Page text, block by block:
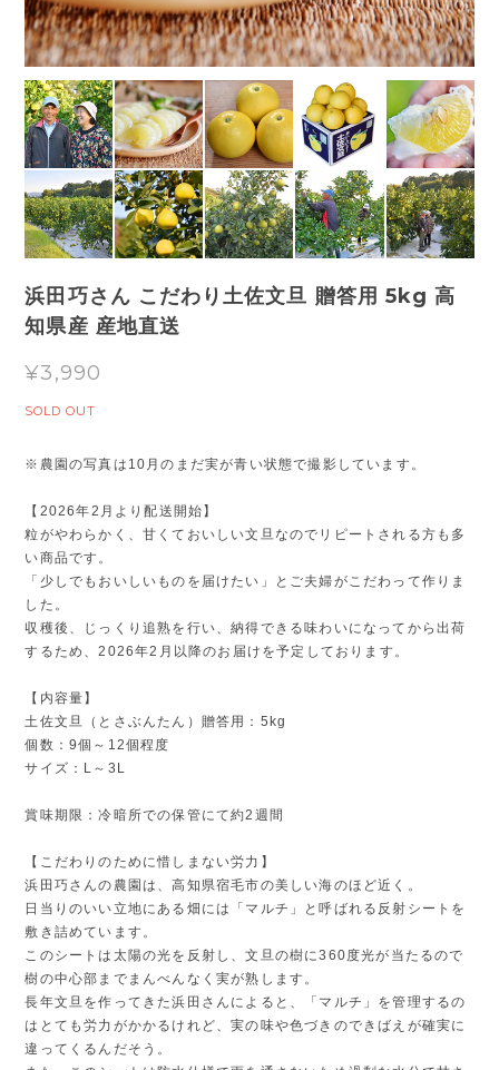
浜田巧さん こだわり土佐文旦 贈答用 5kg 高
知県産 産地直送
¥3,990
SOLD OUT
※農園の写真は10月のまだ実が青い状態で撮影しています。
【2026年2月より配送開始】
粒がやわらかく、甘くておいしい文旦なのでリピートされる方も多
い商品です。
「少しでもおいしいものを届けたい」とご夫婦がこだわって作りま
した。
収穫後、じっくり追熟を行い、納得できる味わいになってから出荷
するため、2026年2月以降のお届けを予定しております。
【内容量】
土佐文旦（とさぶんたん）贈答用：5kg
個数：9個～12個程度
サイズ：L～3L
賞味期限：冷暗所での保管にて約2週間
【こだわりのために惜しまない労力】
浜田巧さんの農園は、高知県宿毛市の美しい海のほど近く。
日当りのいい立地にある畑には「マルチ」と呼ばれる反射シートを
敷き詰めています。
このシートは太陽の光を反射し、文旦の樹に360度光が当たるので
樹の中心部までまんべんなく実が熟します。
長年文旦を作ってきた浜田さんによると、「マルチ」を管理するの
はとても労力がかかるけれど、実の味や色づきのできばえが確実に
違ってくるんだそう。